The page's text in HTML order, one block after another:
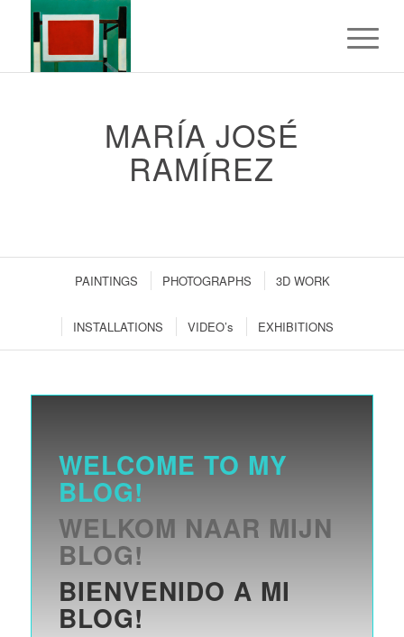
MARÍA JOSÉ
RAMÍREZ
PAINTINGS PHOTOGRAPHS 3D WORK
INSTALLATIONS VIDEO’s EXHIBITIONS
WELCOME TO MY
BLOG!
WELKOM NAAR MIJN
BLOG!
BIENVENIDO A MI
BLOG!